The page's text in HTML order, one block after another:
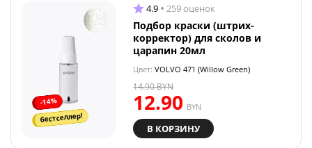
-14%
бестселлер!
4.9 259 оценок
Подбор краски (штрих-
корректор) для сколов и
царапин 20мл
Цвет: VOLVO 471 (Willow Green)
12.90 BYN
14.90BYN
В КОРЗИНУ